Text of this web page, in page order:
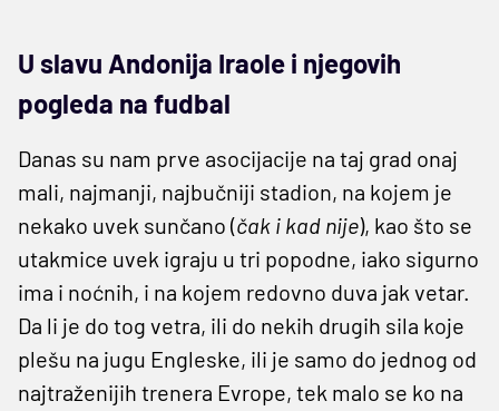
U slavu Andonija Iraole i njegovih
pogleda na fudbal
Danas su nam prve asocijacije na taj grad onaj
mali, najmanji, najbučniji stadion, na kojem je
nekako uvek sunčano (čak i kad nije), kao što se
utakmice uvek igraju u tri popodne, iako sigurno
ima i noćnih, i na kojem redovno duva jak vetar.
Da li je do tog vetra, ili do nekih drugih sila koje
plešu na jugu Engleske, ili je samo do jednog od
najtraženijih trenera Evrope, tek malo se ko na